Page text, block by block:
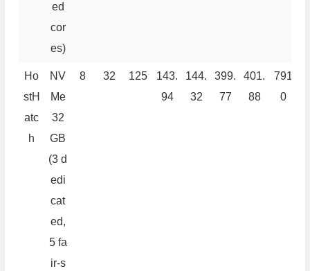
ed
cor
es)
Ho
stH
atc
h
NV
Me
32
GB
(3 d
edi
cat
ed,
5 fa
ir-s
8 32 125
143.
94
144.
32
399.
77
401.
88
791
0